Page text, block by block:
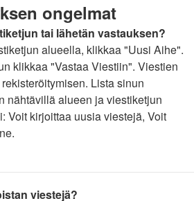
ongelmat
tai lähetän vastauksen?
alueella, klikkaa "Uusi Aihe".
klikkaa "Vastaa Viestiin". Viestien
Lista sinun
nähtävillä alueen ja viestiketjun
Voit kirjoittaa uusia viestejä, Voit
viestejä?